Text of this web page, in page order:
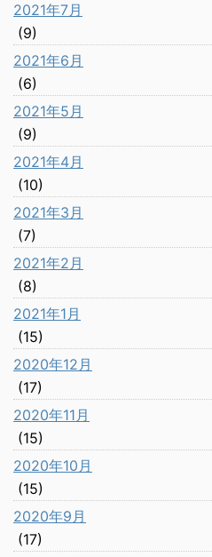
2021年7月
(9)
2021年6月
(6)
2021年5月
(9)
2021年4月
(10)
2021年3月
(7)
2021年2月
(8)
2021年1月
(15)
2020年12月
(17)
2020年11月
(15)
2020年10月
(15)
2020年9月
(17)